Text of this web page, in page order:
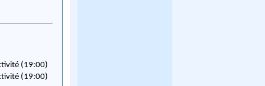
(19:00)
(19:00)